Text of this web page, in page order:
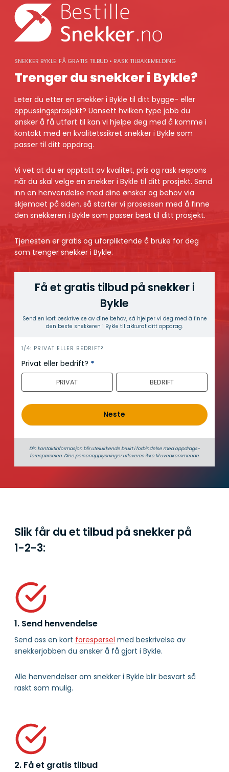
content
SNEKKER BYKLE: FÅ GRATIS TILBUD • RASK TILBAKEMELDING
Trenger du snekker i Bykle?
Leter du etter en snekker i Bykle til ditt bygge- eller
oppussingsprosjekt? Uansett hvilken type jobb du
ønsker å få utført til kan vi hjelpe deg med å komme i
kontakt med en kvalitetssikret snekker i Bykle som
passer til ditt oppdrag.
Vi vet at du er opptatt av kvalitet, pris og rask respons
når du skal velge en snekker i Bykle til ditt prosjekt. Send
inn en henvendelse med dine ønsker og behov via
skjemaet på siden, så starter vi prosessen med å finne
den snekkeren i Bykle som passer best til ditt prosjekt.
Tjenesten er gratis og uforpliktende å bruke for deg
som trenger snekker i Bykle.
Få et gratis tilbud på snekker i
Bykle
Send en kort beskrivelse av dine behov, så hjelper vi deg med å finne
den beste snekkeren i Bykle til akkurat ditt oppdrag.
h
e
r
1/4: PRIVAT ELLER BEDRIFT?
Privat eller bedrift? *
PRIVAT BEDRIFT
Neste
Din kontaktinformasjon blir utelukkende brukt i forbindelse med oppdrags­
forespørselen. Dine person­­opplysninger utleveres ikke til uvedkommende.
Slik får du et tilbud på snekker på
1-2-3:
1. Send henvendelse
Send oss en kort forespørsel med beskrivelse av
snekkerjobben du ønsker å få gjort i Bykle.
Alle henvendelser om snekker i Bykle blir besvart så
raskt som mulig.
2. Få et gratis tilbud